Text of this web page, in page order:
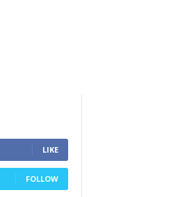
LIKE
FOLLOW